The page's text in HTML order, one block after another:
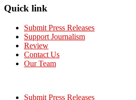
Quick link
Submit Press Releases
Support Journalism
Review
Contact Us
Our Team
Submit Press Releases